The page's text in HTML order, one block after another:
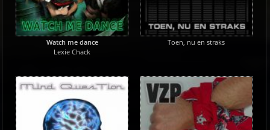
Watch me dance
Lexie Chack
Toen, nu en straks